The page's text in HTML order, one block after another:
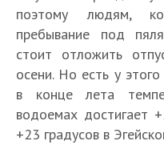
поэтому людям,
пребывание под
стоит отложить
осени. Но есть у
в конце лета
водоемах достигает
+23 градусов в